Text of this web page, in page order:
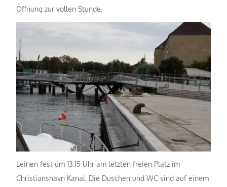
Öffnung zur vollen Stunde.
Leinen fest um 13.15 Uhr am letzten freien Platz im
Christianshavn Kanal. Die Duschen und WC sind auf einem